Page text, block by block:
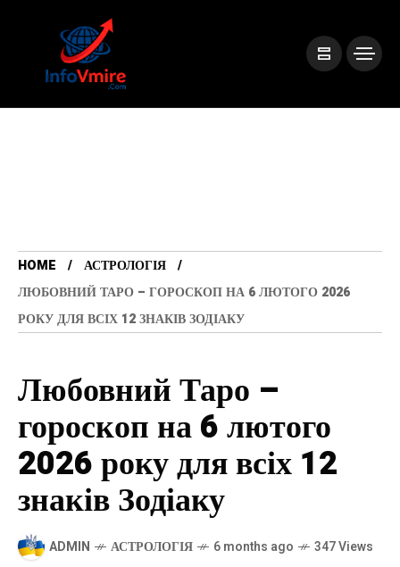
HOME
АСТРОЛОГІЯ
ЛЮБОВНИЙ ТАРО – ГОРОСКОП НА 6 ЛЮТОГО 2026
РОКУ ДЛЯ ВСІХ 12 ЗНАКІВ ЗОДІАКУ
Любовний Таро –
гороскоп на 6 лютого
2026 року для всіх 12
знаків Зодіаку
ADMIN АСТРОЛОГІЯ 6 months ago 347 Views